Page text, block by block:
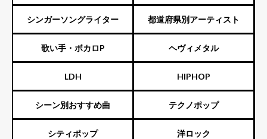
ENTERTAINMENT（旧ジャニ
ーズ）
シンガーソングライター 都道府県別アーティスト
歌い手・ボカロP ヘヴィメタル
LDH HIPHOP
シーン別おすすめ曲 テクノポップ
シティポップ 洋ロック